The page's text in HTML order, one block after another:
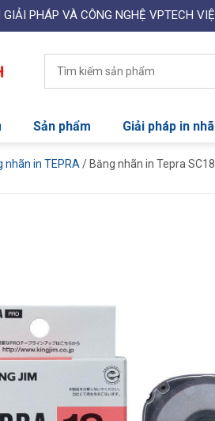
GIẢI PHÁP VÀ CÔNG NGHỆ VPTECH
Sản phẩm Giải pháp in
nhãn in TEPRA / Băng nhãn in Tepra